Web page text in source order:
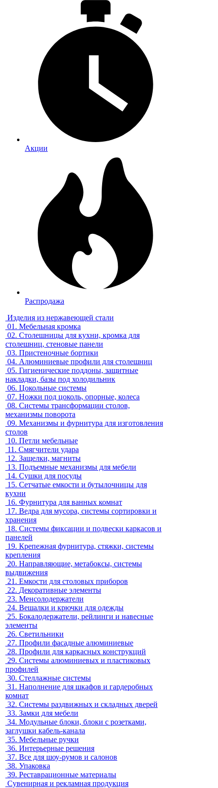
Акции
Распродажа
Изделия из нержавеющей стали
01. Мебельная кромка
02. Столешницы для кухни, кромка для
столешниц, стеновые панели
03. Пристеночные бортики
04. Алюминиевые профили для столешниц
05. Гигиенические поддоны, защитные
накладки, базы под холодильник
06. Цокольные системы
07. Ножки под цоколь, опорные, колеса
08. Системы трансформации столов,
механизмы поворота
09. Механизмы и фурнитура для изготовления
столов
10. Петли мебельные
11. Смягчители удара
12. Защелки, магниты
13. Подъемные механизмы для мебели
14. Сушки для посуды
15. Сетчатые емкости и бутылочницы для
кухни
16. Фурнитура для ванных комнат
17. Ведра для мусора, системы сортировки и
хранения
18. Системы фиксации и подвески каркасов и
панелей
19. Крепежная фурнитура, стяжки, системы
крепления
20. Направляющие, метабоксы, системы
выдвижения
21. Емкости для столовых приборов
22. Декоративные элементы
23. Менсолодержатели
24. Вешалки и крючки для одежды
25. Бокалодержатели, рейлинги и навесные
элементы
26. Светильники
27. Профили фасадные алюминиевые
28. Профили для каркасных конструкций
29. Системы алюминиевых и пластиковых
профилей
30. Стеллажные системы
31. Наполнение для шкафов и гардеробных
комнат
32. Системы раздвижных и складных дверей
33. Замки для мебели
34. Модульные блоки, блоки с розетками,
заглушки кабель-канала
35. Мебельные ручки
36. Интерьерные решения
37. Все для шоу-румов и салонов
38. Упаковка
39. Реставрационные материалы
Сувенирная и рекламная продукция